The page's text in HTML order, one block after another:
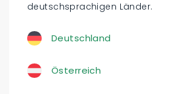
deutschsprachigen Länder.
Deutschland
Österreich